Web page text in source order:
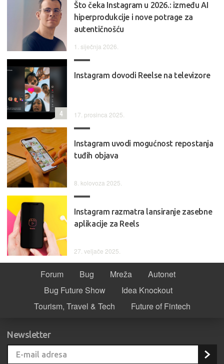
Što čeka Instagram u 2026.: između AI
hiperprodukcije i nove potrage za
autentičnošću
1. siječnja 2026.
Instagram dovodi Reelse na televizore
17. prosinca 2025.
4
Instagram uvodi mogućnost repostanja
tuđih objava
8. kolovoza 2025.
Instagram razmatra lansiranje zasebne
aplikacije za Reels
27. veljače 2025.
Forum Bug Mreža
Autonet
Bug Future Show
Idea Knockout
Tourism, Travel & Tech
Future of Fintech
Newsletter